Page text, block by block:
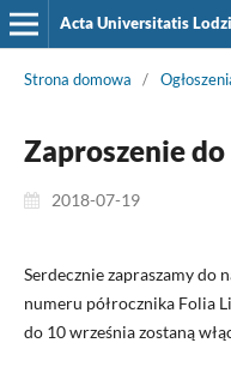
Acta Universitatis
Strona domowa /
Zaproszenie
2018-07-19
Serdecznie zapraszamy do
numeru półrocznika Folia
do 10 września zostaną